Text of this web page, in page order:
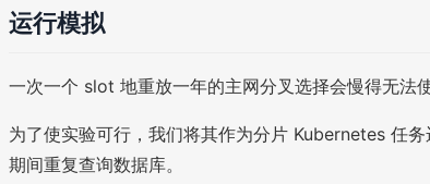
运行模拟
一次一个 slot 地重放一年的主网分叉选择会慢得无法
为了使实验可行，我们将其作为分片 Kubernetes 任
期间重复查询数据库。